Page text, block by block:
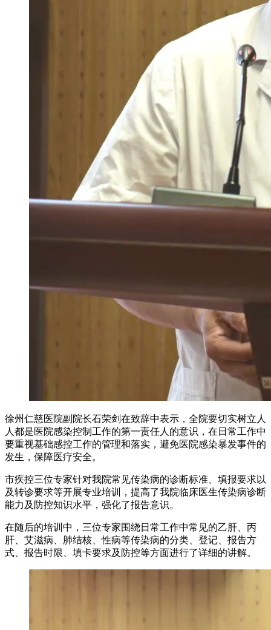
徐州仁慈医院副院长石荣剑在致辞中表示，全院要切实树立人
人都是医院感染控制工作的第一责任人的意识，在日常工作中
要重视基础感控工作的管理和落实，避免医院感染暴发事件的
发生，保障医疗安全。
市疾控三位专家针对我院常见传染病的诊断标准、填报要求以
及转诊要求等开展专业培训，提高了我院临床医生传染病诊断
能力及防控知识水平，强化了报告意识。
在随后的培训中，三位专家围绕日常工作中常见的乙肝、丙
肝、艾滋病、肺结核、性病等传染病的分类、登记、报告方
式、报告时限、填卡要求及防控等方面进行了详细的讲解。